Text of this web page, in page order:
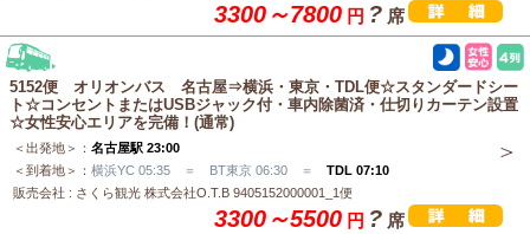
3300～7800 円 ? 席
5152便 オリオンバス 名古屋⇒横浜・東京・TDL便☆スタンダードシー
ト☆コンセントまたはUSBジャック付・車内除菌済・仕切りカーテン設置
☆女性安心エリアを完備！(通常)
＜出発地＞： 名古屋駅 23:00
＜到着地＞： 横浜YC 05:35 ＝ BT東京 06:30 ＝ TDL 07:10
販売会社 : さくら観光 株式会社O.T.B 9405152000001_1便
3300～5500 円 ? 席